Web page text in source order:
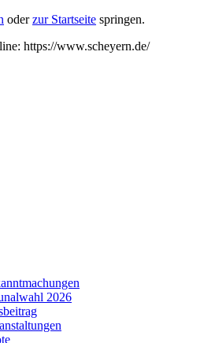
oderzur Startseite springen.
https://www.scheyern.de/
2026